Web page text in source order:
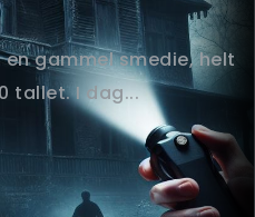
gammel smedie, helt
tallet. I dag...